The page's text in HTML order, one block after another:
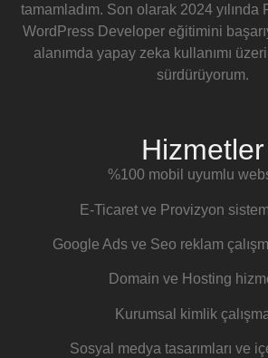
tamamladım. Son olarak 2024 yılında
WordPress Developer eğitimini
alanımda yapay zeka kullanımı
sürdürüyorum.
Hizmetler
%100 mobil uyumlu
E-Ticaret ve Provizyon
Google Ads ve Seo reklam
Domain ve Hosting
Kurumsal kimlik
Sosyal medya tasarımları ve